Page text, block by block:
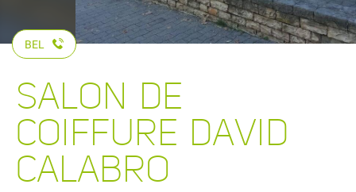
BEL
SALON DE
COIFFURE DAVID
CALABRO